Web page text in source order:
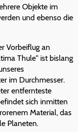
Objekte im
und ebenso die
Vorbeiflug an
Thule" ist bislang
im Durchmesser.
entfernteste
sich inmitten
Material, das
Planeten.